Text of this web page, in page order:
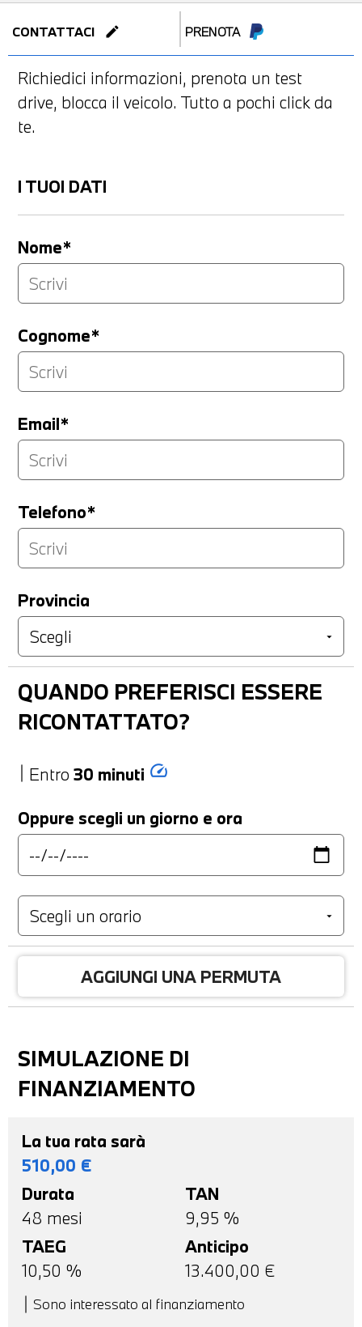
CONTATTACI edit PRENOTA
Richiedici informazioni, prenota un test
drive, blocca il veicolo. Tutto a pochi click da
te.
I TUOI DATI
Nome*
Cognome*
Email*
Telefono*
Provincia
QUANDO PREFERISCI ESSERE
RICONTATTATO?
Entro 30 minuti speed
Oppure scegli un giorno e ora
AGGIUNGI UNA PERMUTA
SIMULAZIONE DI
FINANZIAMENTO
La tua rata sarà
510,00 €
Durata
48 mesi
TAN
9,95 %
TAEG
10,50 %
Anticipo
13.400,00 €
Sono interessato al finanziamento